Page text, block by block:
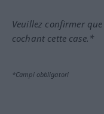
Veuillez confirmer
cochant cette case.*
*Campi obbligatori